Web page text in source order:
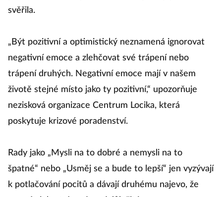
svěřila.
„Být pozitivní a optimistický neznamená ignorovat
negativní emoce a zlehčovat své trápení nebo
trápení druhých. Negativní emoce mají v našem
životě stejné místo jako ty pozitivní,“ upozorňuje
nezisková organizace Centrum Locika, která
poskytuje krizové poradenství.
Rady jako „Mysli na to dobré a nemysli na to
špatné“ nebo „Usměj se a bude to lepší“ jen vyzývají
k potlačování pocitů a dávají druhému najevo, že